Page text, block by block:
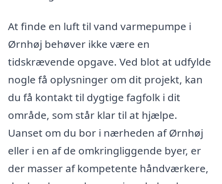
At finde en luft til vand varmepumpe i
Ørnhøj behøver ikke være en
tidskrævende opgave. Ved blot at udfylde
nogle få oplysninger om dit projekt, kan
du få kontakt til dygtige fagfolk i dit
område, som står klar til at hjælpe.
Uanset om du bor i nærheden af Ørnhøj
eller i en af de omkringliggende byer, er
der masser af kompetente håndværkere,